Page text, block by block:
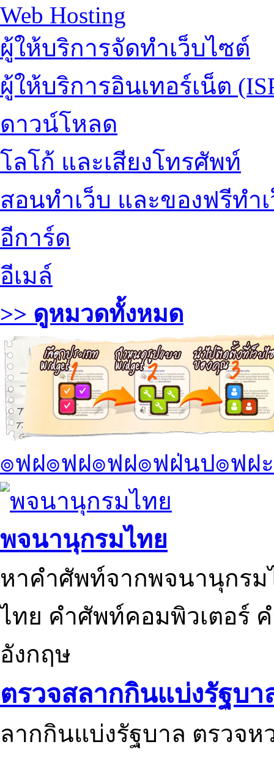
Web Hosting
ผู้ให้บริการจัดทำเว็บไซต์
ผู้ให้บริการอินเทอร์เน็ต
ดาวน์โหลด
โลโก้ และเสียงโทรศัพท์
สอนทำเว็บ และของฟรีทำ
อีการ์ด
อีเมล์
>> ดูหมวดทั้งหมด
๏ฟฝ๏ฟฝ๏ฟฝ๏ฟฝ่นป๏ฟฝ
พจนานุกรมไทย
หาคำศัพท์จากพจนานุกรม
ไทย คำศัพท์คอมพิวเตอร์
อังกฤษ
ตรวจสลากกินแบ่งรัฐบา
ลากกินแบ่งรัฐบาล ตรวจ